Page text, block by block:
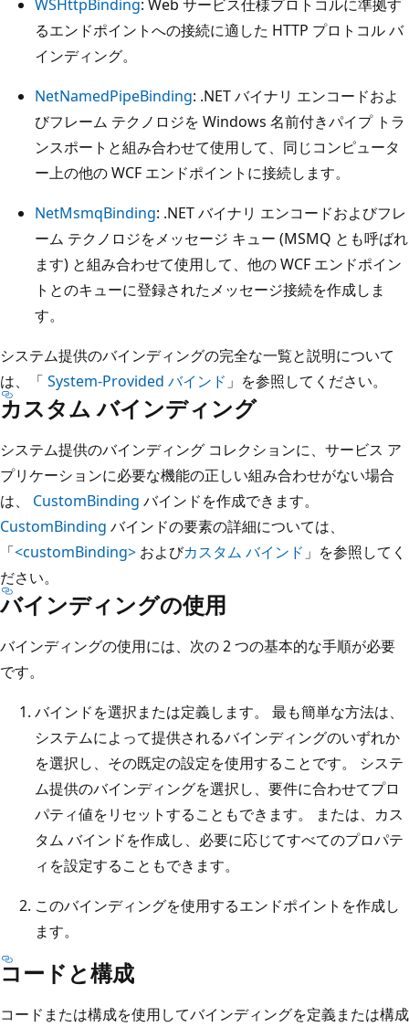
WSHttpBinding: Web サービス仕様プロトコルに準拠す
るエンドポイントへの接続に適した HTTP プロトコル バ
インディング。
NetNamedPipeBinding: .NET バイナリ エンコードおよ
びフレーム テクノロジを Windows 名前付きパイプ トラ
ンスポートと組み合わせて使用して、同じコンピュータ
ー上の他の WCF エンドポイントに接続します。
NetMsmqBinding: .NET バイナリ エンコードおよびフレ
ーム テクノロジをメッセージ キュー (MSMQ とも呼ばれ
ます) と組み合わせて使用して、他の WCF エンドポイン
トとのキューに登録されたメッセージ接続を作成しま
す。
システム提供のバインディングの完全な一覧と説明について
は、「 System-Provided バインド 」を参照してください。
カスタム バインディング
システム提供のバインディング コレクションに、サービス ア
プリケーションに必要な機能の正しい組み合わせがない場合
は、 CustomBinding バインドを作成できます。
CustomBinding バインドの要素の詳細については、
「<customBinding> およびカスタム バインド 」を参照してく
ださい。
バインディングの使用
バインディングの使用には、次の 2 つの基本的な手順が必要
です。
バインドを選択または定義します。 最も簡単な方法は、
システムによって提供されるバインディングのいずれか
を選択し、その既定の設定を使用することです。 システ
ム提供のバインディングを選択し、要件に合わせてプロ
パティ値をリセットすることもできます。 または、カス
タム バインドを作成し、必要に応じてすべてのプロパテ
ィを設定することもできます。
このバインディングを使用するエンドポイントを作成し
ます。
コードと構成
コードまたは構成を使用してバインディングを定義または構成